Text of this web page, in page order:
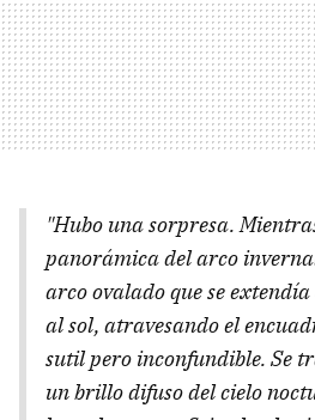
"Hubo una sorpresa.
panorámica del arco
arco ovalado que se
al sol, atravesando el
sutil pero inconfundible. Se
un brillo difuso del cielo